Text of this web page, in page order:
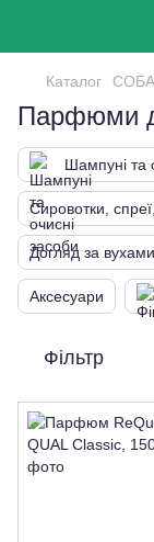
Каталог
Парфюми
Шампуні та
Сировотки,
Догляд за
Аксесуари
Фільтр